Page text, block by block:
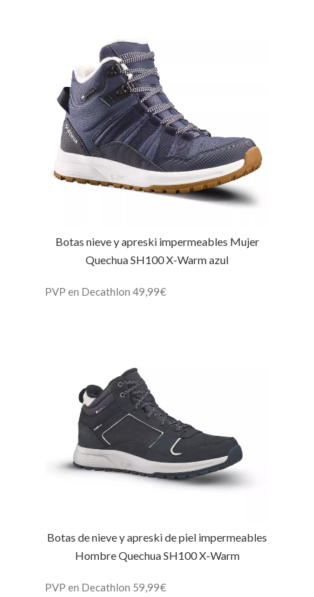
Botas nieve y apreski impermeables Mujer
Quechua SH100 X-Warm azul
PVP en Decathlon 49,99€
Botas de nieve y apreski de piel impermeables
Hombre Quechua SH100 X-Warm
PVP en Decathlon 59,99€